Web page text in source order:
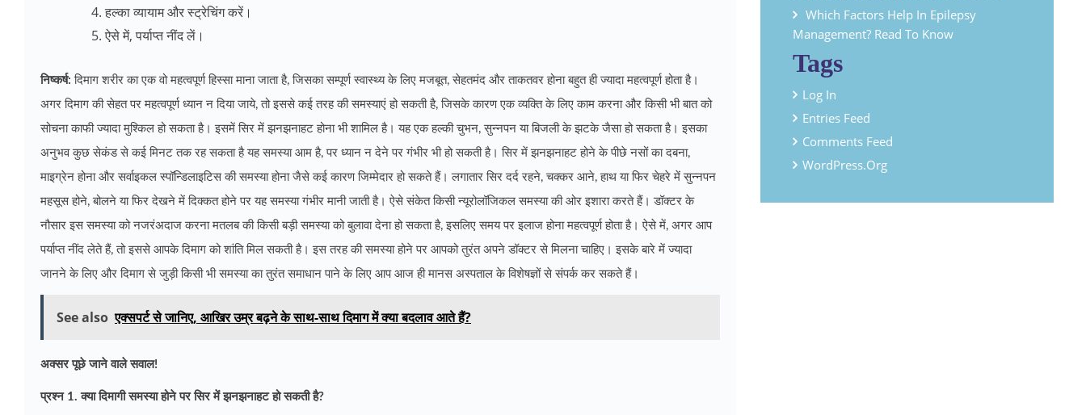
हल्का व्यायाम और स्ट्रेचिंग करें।
ऐसे में, पर्याप्त नींद लें।
निष्कर्ष:दिमाग शरीर का एक वो महत्वपूर्ण हिस्सा माना जाता है, जिसका सम्पूर्ण स्वास्थ्य के लिए मजबूत, सेहतमंद और ताकतवर होना बहुत ही ज्यादा महत्वपूर्ण होता है।
अगर दिमाग की सेहत पर महत्वपूर्ण ध्यान न दिया जाये, तो इससे कई तरह की समस्याएं हो सकती है, जिसके कारण एक व्यक्ति के लिए काम करना और किसी भी बात को
सोचना काफी ज्यादा मुश्किल हो सकता है। इसमें सिर में झनझनाहट होना भी शामिल है। यह एक हल्की चुभन, सुन्नपन या बिजली के झटके जैसा हो सकता है। इसका
अनुभव कुछ सेकंड से कई मिनट तक रह सकता है यह समस्या आम है, पर ध्यान न देने पर गंभीर भी हो सकती है। सिर में झनझनाहट होने के पीछे नसों का दबना,
माइग्रेन होना और सर्वाइकल स्पॉन्डिलाइटिस की समस्याहोना जैसे कई कारण जिम्मेदार हो सकते हैं। लगातार सिर दर्द रहने, चक्कर आने, हाथ या फिर चेहरे में सुन्नपन
महसूस होने, बोलने या फिर देखने में दिक्कत होने पर यह समस्या गंभीर मानी जाती है। ऐसे संकेत किसी न्यूरोलॉजिकल समस्या की ओर इशारा करते हैं। डॉक्टर के
नौसार इस समस्या को नजरंअदाज करना मतलब की किसी बड़ी समस्या को बुलावा देना हो सकता है, इसलिए समय पर इलाज होना महत्वपूर्ण होता है। ऐसे में, अगर आप
पर्याप्त नींद लेते हैं, तो इससे आपके दिमाग को शांति मिल सकती है। इस तरह की समस्या होने पर आपको तुरंत अपने डॉक्टर से मिलना चाहिए। इसके बारे में ज्यादा
जानने के लिए और दिमाग से जुड़ी किसी भी समस्या का तुरंत समाधान पाने के लिए आप आज ही मानस अस्पताल के विशेषज्ञों से संपर्क कर सकते हैं।
See also एक्सपर्ट से जानिए, आखिर उम्र बढ़ने के साथ-साथ दिमाग में क्या बदलाव आते हैं?
अक्सर पूछे जाने वाले सवाल!
प्रश्न 1. क्या दिमागी समस्या होने पर सिर में झनझनाहट हो सकती है?
Which Factors Help In Epilepsy
Management? Read To Know
Tags
Log In
Entries Feed
Comments Feed
WordPress.org